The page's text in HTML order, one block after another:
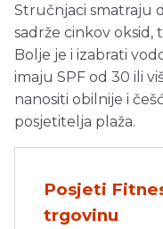
Stručnjaci smatraju
sadrže cinkov oksid,
Bolje je i izabrati
imaju SPF od 30 ili
nanositi obilnije i
posjetitelja plaža.
Posjeti
trgovinu